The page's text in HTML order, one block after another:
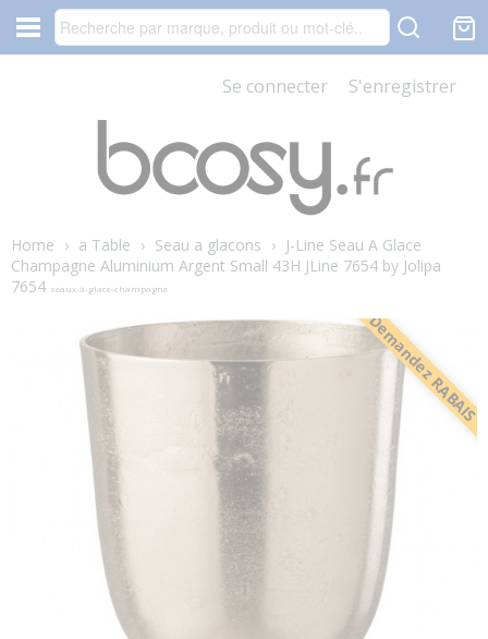
Se connecter S'enregistrer
Home › a Table › Seau a glacons › J-Line Seau A Glace
Champagne Aluminium Argent Small 43H JLine 7654 by Jolipa
7654 seaux-à-glace-champagne
Demandez RABAIS